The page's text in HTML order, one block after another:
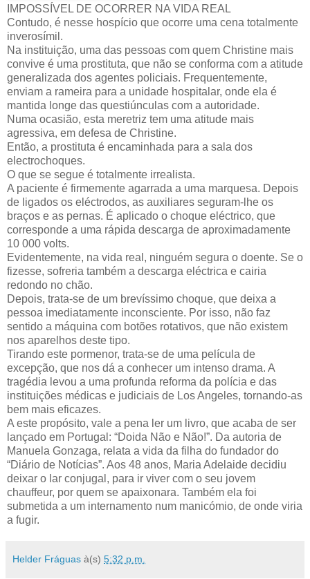
IMPOSSÍVEL DE OCORRER NA VIDA REAL
Contudo, é nesse hospício que ocorre uma cena totalmente
inverosímil.
Na instituição, uma das pessoas com quem Christine mais
convive é uma prostituta, que não se conforma com a atitude
generalizada dos agentes policiais. Frequentemente,
enviam a rameira para a unidade hospitalar, onde ela é
mantida longe das questiúnculas com a autoridade.
Numa ocasião, esta meretriz tem uma atitude mais
agressiva, em defesa de Christine.
Então, a prostituta é encaminhada para a sala dos
electrochoques.
O que se segue é totalmente irrealista.
A paciente é firmemente agarrada a uma marquesa. Depois
de ligados os eléctrodos, as auxiliares seguram-lhe os
braços e as pernas. É aplicado o choque eléctrico, que
corresponde a uma rápida descarga de aproximadamente
10 000 volts.
Evidentemente, na vida real, ninguém segura o doente. Se o
fizesse, sofreria também a descarga eléctrica e cairia
redondo no chão.
Depois, trata-se de um brevíssimo choque, que deixa a
pessoa imediatamente inconsciente. Por isso, não faz
sentido a máquina com botões rotativos, que não existem
nos aparelhos deste tipo.
Tirando este pormenor, trata-se de uma película de
excepção, que nos dá a conhecer um intenso drama. A
tragédia levou a uma profunda reforma da polícia e das
instituições médicas e judiciais de Los Angeles, tornando-as
bem mais eficazes.
A este propósito, vale a pena ler um livro, que acaba de ser
lançado em Portugal: “Doida Não e Não!”. Da autoria de
Manuela Gonzaga, relata a vida da filha do fundador do
“Diário de Notícias”. Aos 48 anos, Maria Adelaide decidiu
deixar o lar conjugal, para ir viver com o seu jovem
chauffeur, por quem se apaixonara. Também ela foi
submetida a um internamento num manicómio, de onde viria
a fugir.
Helder Fráguas à(s) 5:32 p.m.